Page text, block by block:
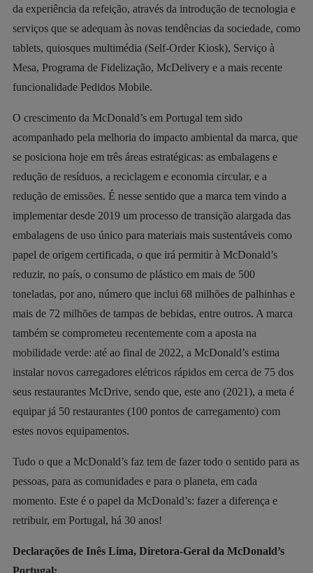
da experiência da refeição, através da introdução de tecnologia e
serviços que se adequam às novas tendências da sociedade, como
tablets, quiosques multimédia (Self-Order Kiosk), Serviço à
Mesa, Programa de Fidelização, McDelivery e a mais recente
funcionalidade Pedidos Mobile.
O crescimento da McDonald’s em Portugal tem sido
acompanhado pela melhoria do impacto ambiental da marca, que
se posiciona hoje em três áreas estratégicas: as embalagens e
redução de resíduos, a reciclagem e economia circular, e a
redução de emissões. É nesse sentido que a marca tem vindo a
implementar desde 2019 um processo de transição alargada das
embalagens de uso único para materiais mais sustentáveis como
papel de origem certificada, o que irá permitir à McDonald’s
reduzir, no país, o consumo de plástico em mais de 500
toneladas, por ano, número que inclui 68 milhões de palhinhas e
mais de 72 milhões de tampas de bebidas, entre outros. A marca
também se comprometeu recentemente com a aposta na
mobilidade verde: até ao final de 2022, a McDonald’s estima
instalar novos carregadores elétricos rápidos em cerca de 75 dos
seus restaurantes McDrive, sendo que, este ano (2021), a meta é
equipar já 50 restaurantes (100 pontos de carregamento) com
estes novos equipamentos.
Tudo o que a McDonald’s faz tem de fazer todo o sentido para as
pessoas, para as comunidades e para o planeta, em cada
momento. Este é o papel da McDonald’s: fazer a diferença e
retribuir, em Portugal, há 30 anos!
Declarações de Inês Lima, Diretora-Geral da McDonald’s
Portugal: